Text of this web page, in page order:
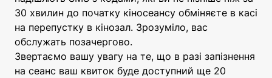
30 хвилин до початку кіносеансу обміняєте в касі
на перепустку в кінозал. Зрозуміло, вас
обслужать позачергово.
Звертаємо вашу увагу на те, що в разі запізнення
на сеанс ваш квиток буде доступний ще 20